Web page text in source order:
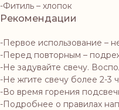
-Фитиль – хлопок
Рекомендации
-Первое использование –
-Перед повторным –
-Не задувайте свечу.
-Не жгите свечу более 2-3
-Во время горения
-Подробнее о правилах